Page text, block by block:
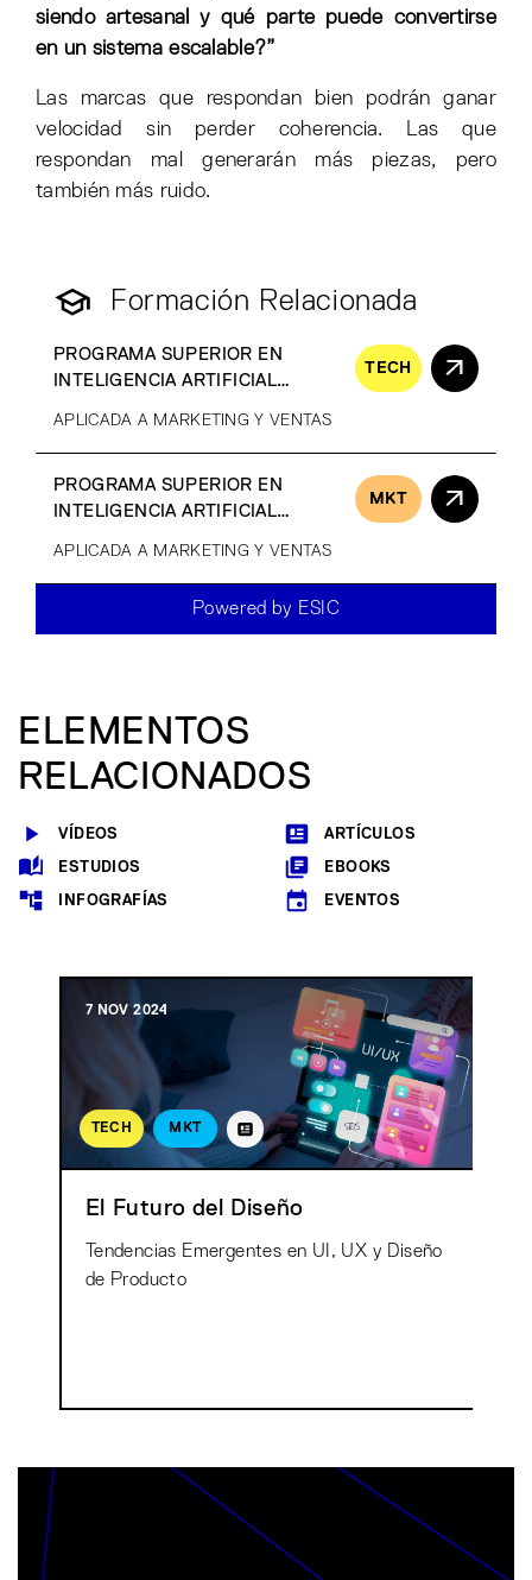
siendo artesanal y qué parte puede convertirse
en un sistema escalable?”
Las marcas que respondan bien podrán ganar
velocidad sin perder coherencia. Las que
respondan mal generarán más piezas, pero
también más ruido.
Formación Relacionada
PROGRAMA SUPERIOR EN
INTELIGENCIA ARTIFICIAL
TECH
APLICADA A MARKETING Y VENTAS
PROGRAMA SUPERIOR EN
INTELIGENCIA ARTIFICIAL
MKT
APLICADA A MARKETING Y VENTAS
Powered by ESIC
ELEMENTOS
RELACIONADOS
VÍDEOS ARTÍCULOS
ESTUDIOS EBOOKS
INFOGRAFÍAS EVENTOS
TECH MKT
7 NOV 2024
El Futuro del Diseño
Tendencias Emergentes en UI, UX y Diseño
de Producto